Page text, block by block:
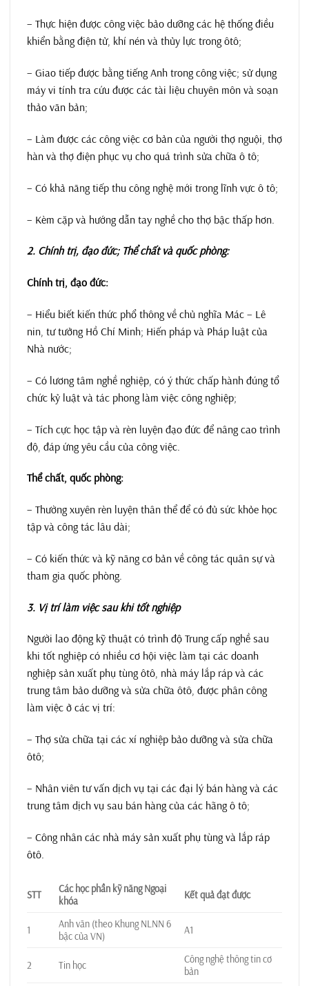
– Thực hiện được công việc bảo dưỡng các hệ thống điều
khiển bằng điện tử, khí nén và thủy lực trong ôtô;
– Giao tiếp được bằng tiếng Anh trong công việc; sử dụng
máy vi tính tra cứu được các tài liệu chuyên môn và soạn
thảo văn bản;
– Làm được các công việc cơ bản của người thợ nguội, thợ
hàn và thợ điện phục vụ cho quá trình sửa chữa ô tô;
– Có khả năng tiếp thu công nghệ mới trong lĩnh vực ô tô;
– Kèm cặp và hướng dẫn tay nghề cho thợ bậc thấp hơn.
2. Chính trị, đạo đức; Thể chất và quốc phòng:
Chính trị, đạo đức:
– Hiểu biết kiến thức phổ thông về chủ nghĩa Mác – Lê
nin, tư tưởng Hồ Chí Minh; Hiến pháp và Pháp luật của
Nhà nước;
– Có lương tâm nghề nghiệp, có ý thức chấp hành đúng tổ
chức kỷ luật và tác phong làm việc công nghiệp;
– Tích cực học tập và rèn luyện đạo đức để nâng cao trình
độ, đáp ứng yêu cầu của công việc.
Thể chất, quốc phòng:
– Thường xuyên rèn luyện thân thể để có đủ sức khỏe học
tập và công tác lâu dài;
– Có kiến thức và kỹ năng cơ bản về công tác quân sự và
tham gia quốc phòng.
3. Vị trí làm việc sau khi tốt nghiệp
Người lao động kỹ thuật có trình độ Trung cấp nghề sau
khi tốt nghiệp có nhiều cơ hội việc làm tại các doanh
nghiệp sản xuất phụ tùng ôtô, nhà máy lắp ráp và các
trung tâm bảo dưỡng và sửa chữa ôtô, được phân công
làm việc ở các vị trí:
– Thợ sửa chữa tại các xí nghiệp bảo dưỡng và sửa chữa
ôtô;
– Nhân viên tư vấn dịch vụ tại các đại lý bán hàng và các
trung tâm dịch vụ sau bán hàng của các hãng ô tô;
– Công nhân các nhà máy sản xuất phụ tùng và lắp ráp
ôtô.
STT
Các học phần kỹ năng Ngoại
khóa
Kết quả đạt được
1
Anh văn (theo Khung NLNN 6
bậc của VN)
A1
2 Tin học
Công nghệ thông tin cơ
bản